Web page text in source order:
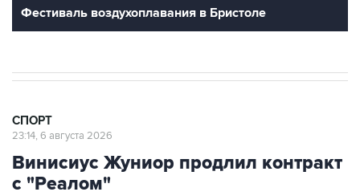
Фестиваль воздухоплавания в Бристоле
СПОРТ
23:14, 6 августа 2026
Винисиус Жуниор продлил контракт
с "Реалом"